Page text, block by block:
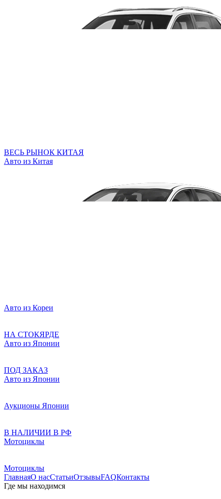
ВЕСЬ РЫНОК КИТАЯ
Авто из Китая
Авто из Кореи
НА СТОКЯРДЕ
Авто из Японии
ПОД ЗАКАЗ
Авто из Японии
Аукционы Японии
В НАЛИЧИИ В РФ
Мотоциклы
Мотоциклы
ГлавнаяО насСтатьиОтзывыFAQКонтакты
Где мы находимся